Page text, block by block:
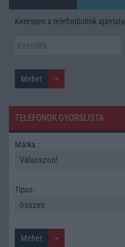
Keressen a telefonboltok
TELEFONOK GYORSLISTA
Márka :
Tipus :